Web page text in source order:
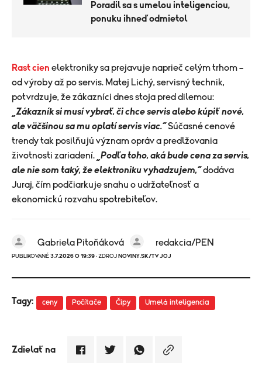
Poradil sa s umelou inteligenciou,
ponuku ihneď odmietol
Rast cien elektroniky sa prejavuje naprieč celým trhom –
od výroby až po servis. Matej Lichý, servisný technik,
potvrdzuje, že zákazníci dnes stoja pred dilemou:
„Zákazník si musí vybrať, či chce servis alebo kúpiť nové,
ale väčšinou sa mu oplatí servis viac.“Súčasné cenové
trendy tak posilňujú význam opráv a predlžovania
životnosti zariadení. „Podľa toho, aká bude cena za servis,
ale nie som taký, že elektroniku vyhadzujem,“dodáva
Juraj, čím podčiarkuje snahu o udržateľnosť a
ekonomickú rozvahu spotrebiteľov.
Gabriela Pitoňáková redakcia/PEN
PUBLIKOVANÉ 3.7.2026 O 19:39 · ZDROJ NOVINY.SK/TV JOJ
Tagy: ceny Počítače Čipy Umelá inteligencia
Zdielať na